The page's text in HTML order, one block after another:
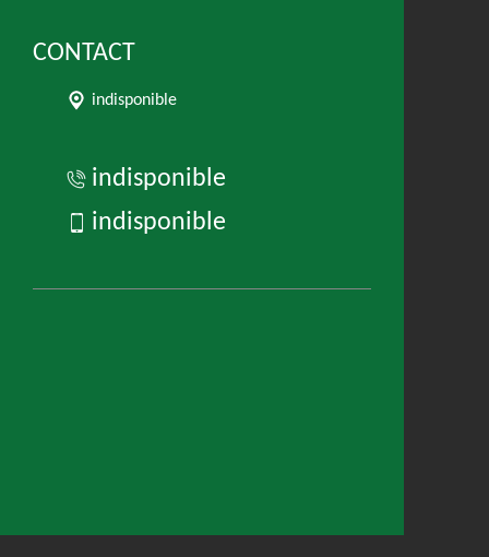
CONTACT
indisponible
indisponible
indisponible